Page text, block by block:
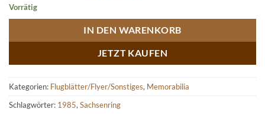
Vorrätig
IN DEN WARENKORB
JETZT KAUFEN
Kategorien: Flugblätter/Flyer/Sonstiges, Memorabilia
Schlagwörter: 1985, Sachsenring